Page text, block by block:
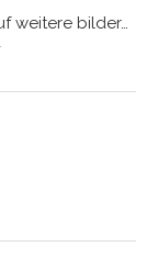
weitere bilder…